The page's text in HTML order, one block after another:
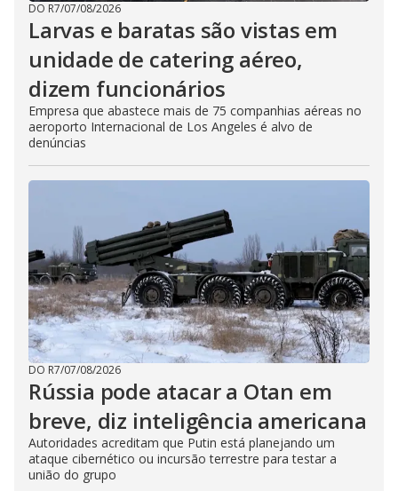
DO R7/07/08/2026
Larvas e baratas são vistas em
unidade de catering aéreo,
dizem funcionários
Empresa que abastece mais de 75 companhias aéreas no
aeroporto Internacional de Los Angeles é alvo de
denúncias
DO R7/07/08/2026
Rússia pode atacar a Otan em
breve, diz inteligência americana
Autoridades acreditam que Putin está planejando um
ataque cibernético ou incursão terrestre para testar a
união do grupo